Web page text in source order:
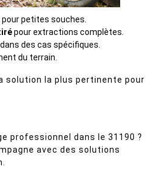
pour petites souches.
pour extractions complètes.
dans des cas spécifiques.
du terrain.
solution la plus pertinente pour
professionnel dans le 31190 ?
avec des solutions